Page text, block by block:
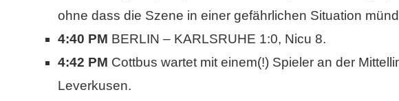
ohne dass die Szene in einer gefährlichen Situation
4:40 PM BERLIN – KARLSRUHE 1:0, Nicu 8.
4:42 PM Cottbus wartet mit einem(!) Spieler an der
Leverkusen.